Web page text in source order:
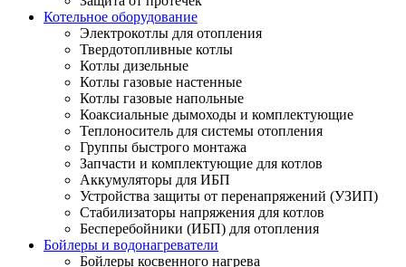
Котельное оборудование
Электрокотлы для отопления
Твердотопливные котлы
Котлы дизельные
Котлы газовые настенные
Котлы газовые напольные
Коаксиальные дымоходы и комплектующие
Теплоноситель для системы отопления
Группы быстрого монтажа
Запчасти и комплектующие для котлов
Аккумуляторы для ИБП
Устройства защиты от перенапряжений (УЗИП)
Стабилизаторы напряжения для котлов
Бесперебойники (ИБП) для отопления
Бойлеры и водонагреватели
Бойлеры косвенного нагрева